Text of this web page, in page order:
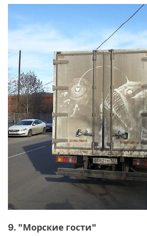
9. "Морские гости"